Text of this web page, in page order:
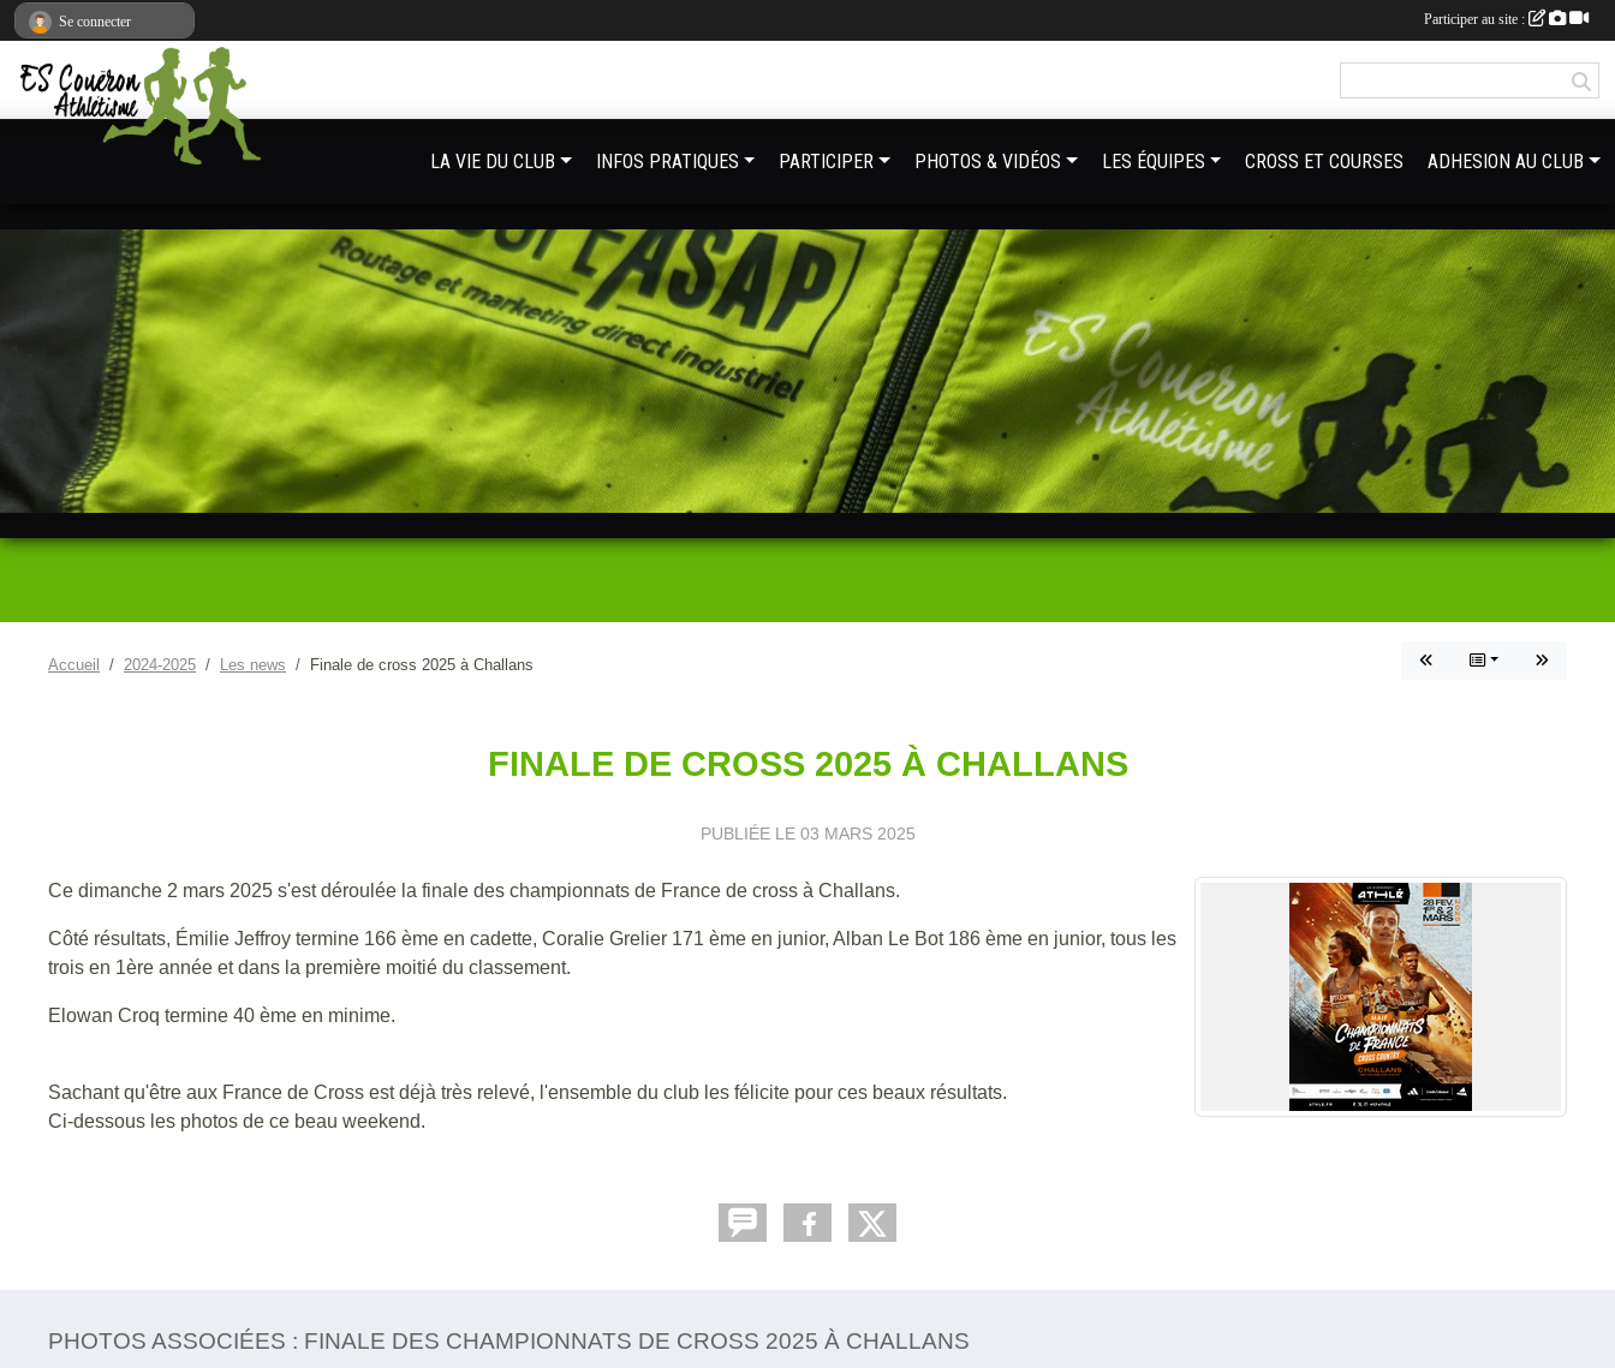
Accueil 2024-2025 Les news Finale de cross 2025 à Challans
FINALE DE CROSS 2025 À CHALLANS
PUBLIÉE LE 03 MARS 2025
Ce dimanche 2 mars 2025 s'est déroulée la finale des championnats de France de cross à Challans.
Côté résultats, Émilie Jeffroy termine 166 ème en cadette, Coralie Grelier 171 ème en junior, Alban Le Bot 186 ème en junior, tous les
trois en 1ère année et dans la première moitié du classement.
Elowan Croq termine 40 ème en minime.
Sachant qu'être aux France de Cross est déjà très relevé, l'ensemble du club les félicite pour ces beaux résultats.
Ci-dessous les photos de ce beau weekend.
PHOTOS ASSOCIÉES : FINALE DES CHAMPIONNATS DE CROSS 2025 À CHALLANS
LA VIE DU CLUB INFOS PRATIQUES PARTICIPER PHOTOS & VIDÉOS LES ÉQUIPES CROSS ET COURSES ADHESION AU CLUB
Se connecter Participer au site :
Panneau de gestion des cookies